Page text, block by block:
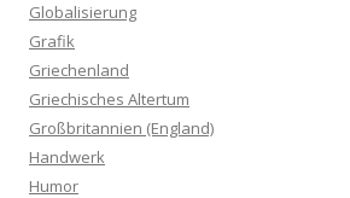
Globalisierung
Grafik
Griechenland
Griechisches Altertum
Großbritannien (England)
Handwerk
Humor